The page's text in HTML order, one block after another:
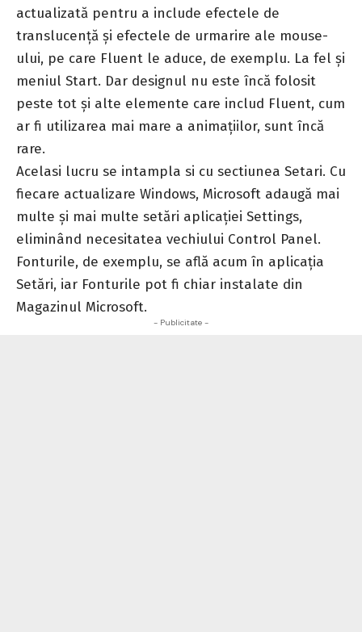
actualizată pentru a include efectele de
translucență și efectele de urmarire ale mouse-
ului, pe care Fluent le aduce, de exemplu. La fel și
meniul Start. Dar designul nu este încă folosit
peste tot și alte elemente care includ Fluent, cum
ar fi utilizarea mai mare a animațiilor, sunt încă
rare.
Acelasi lucru se intampla si cu sectiunea Setari. Cu
fiecare actualizare Windows, Microsoft adaugă mai
multe și mai multe setări aplicației Settings,
eliminând necesitatea vechiului Control Panel.
Fonturile, de exemplu, se află acum în aplicația
Setări, iar Fonturile pot fi chiar instalate din
Magazinul Microsoft.
- Publicitate -